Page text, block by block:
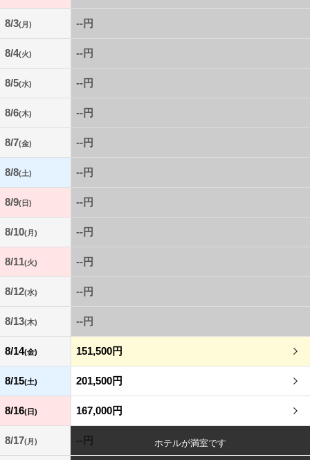
8/3(月) --円
8/4(火) --円
8/5(水) --円
8/6(木) --円
8/7(金) --円
8/8(土) --円
8/9(日) --円
8/10(月) --円
8/11(火) --円
8/12(水) --円
8/13(木) --円
8/14(金) 151,500円
8/15(土) 201,500円
8/16(日) 167,000円
8/17(月) --円